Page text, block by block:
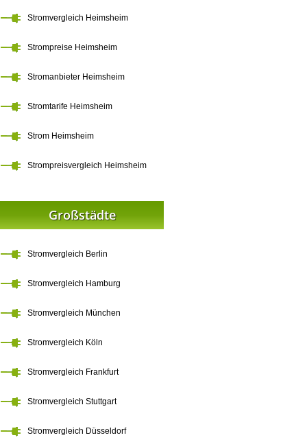
Stromvergleich Heimsheim
Strompreise Heimsheim
Stromanbieter Heimsheim
Stromtarife Heimsheim
Strom Heimsheim
Strompreisvergleich Heimsheim
Großstädte
Stromvergleich Berlin
Stromvergleich Hamburg
Stromvergleich München
Stromvergleich Köln
Stromvergleich Frankfurt
Stromvergleich Stuttgart
Stromvergleich Düsseldorf